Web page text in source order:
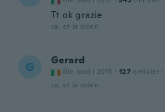
Tt ok grazie
ca. et år siden
G Gerard
Ble med i 2015 · 127 omtaler ·
ca. et år siden